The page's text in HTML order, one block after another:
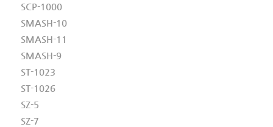
SCP-1000
SMASH-10
SMASH-11
SMASH-9
ST-1023
ST-1026
SZ-5
SZ-7